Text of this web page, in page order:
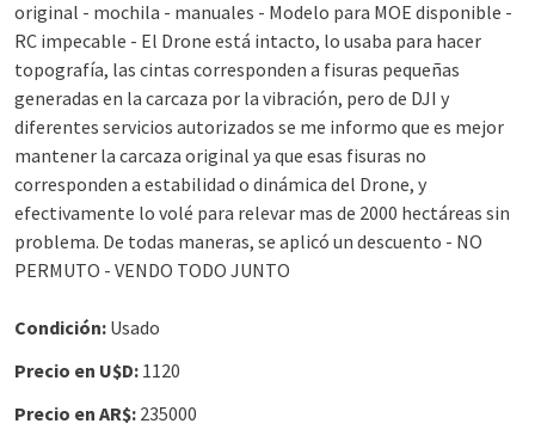
original - mochila - manuales - Modelo para MOE disponible -
RC impecable - El Drone está intacto, lo usaba para hacer
topografía, las cintas corresponden a fisuras pequeñas
generadas en la carcaza por la vibración, pero de DJI y
diferentes servicios autorizados se me informo que es mejor
mantener la carcaza original ya que esas fisuras no
corresponden a estabilidad o dinámica del Drone, y
efectivamente lo volé para relevar mas de 2000 hectáreas sin
problema. De todas maneras, se aplicó un descuento - NO
PERMUTO - VENDO TODO JUNTO
Condición: Usado
Precio en U$D: 1120
Precio en AR$: 235000